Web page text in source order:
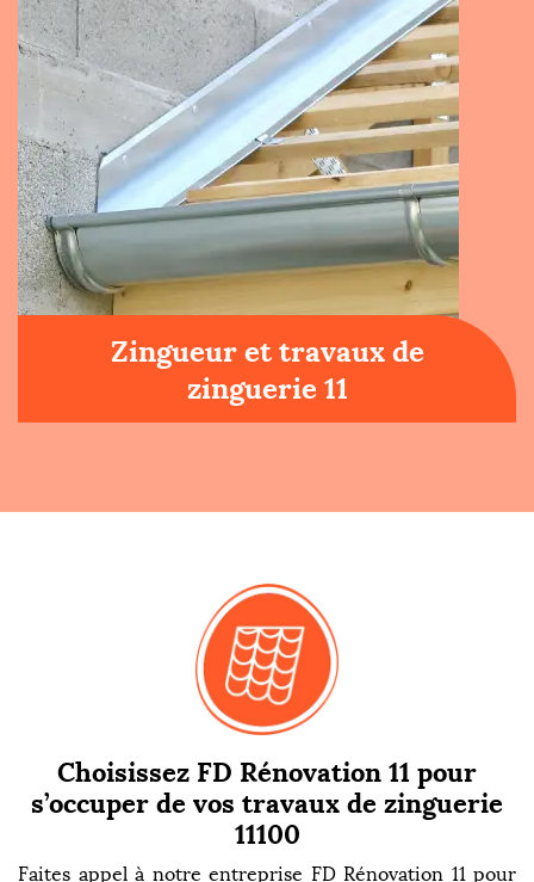
Zingueur et travaux de
zinguerie 11
Choisissez FD Rénovation 11 pour
s’occuper de vos travaux de zinguerie
11100
Faites appel à notre entreprise FD Rénovation 11 pour